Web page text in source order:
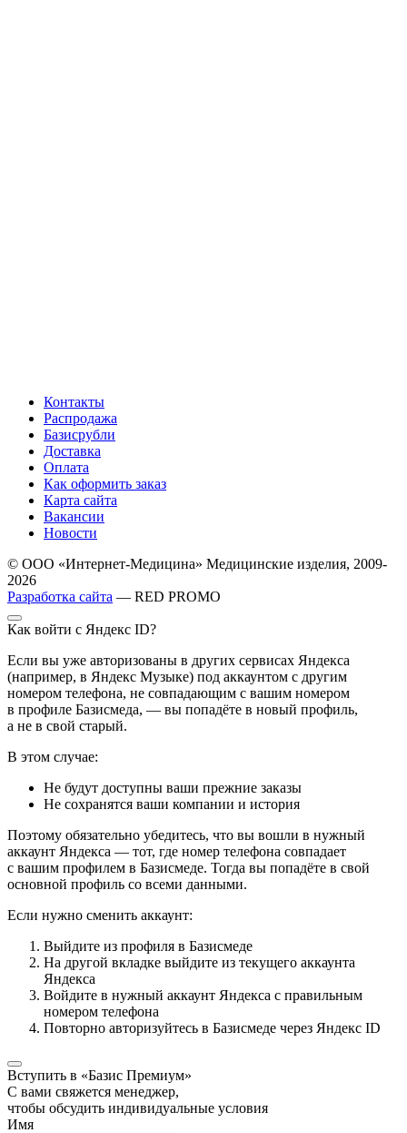
Контакты
Распродажа
Базисрубли
Доставка
Оплата
Как оформить заказ
Карта сайта
Вакансии
Новости
© ООО «Интернет-Медицина» Медицинские изделия, 2009-
2026
Разработка сайта — RED PROMO
Как войти с Яндекс ID?
Если вы уже авторизованы в других сервисах Яндекса
(например, в Яндекс Музыке) под аккаунтом с другим
номером телефона, не совпадающим с вашим номером
в профиле Базисмеда, — вы попадёте в новый профиль,
а не в свой старый.
В этом случае:
Не будут доступны ваши прежние заказы
Не сохранятся ваши компании и история
Поэтому обязательно убедитесь, что вы вошли в нужный
аккаунт Яндекса — тот, где номер телефона совпадает
с вашим профилем в Базисмеде. Тогда вы попадёте в свой
основной профиль со всеми данными.
Если нужно сменить аккаунт:
Выйдите из профиля в Базисмеде
На другой вкладке выйдите из текущего аккаунта
Яндекса
Войдите в нужный аккаунт Яндекса с правильным
номером телефона
Повторно авторизуйтесь в Базисмеде через Яндекс ID
Вступить в «Базис Премиум»
С вами свяжется менеджер,
чтобы обсудить индивидуальные условия
Имя